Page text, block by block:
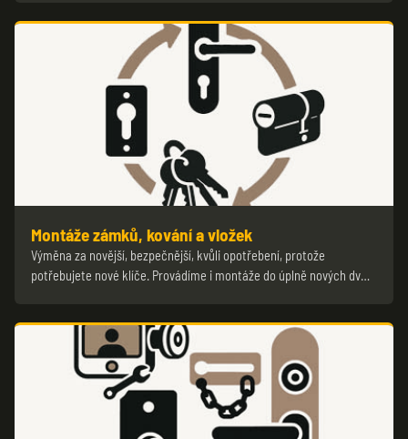
Montáže zámků, kování a vložek
Výměna za novější, bezpečnější, kvůli opotřebení, protože
potřebujete nové klíče. Provádíme i montáže do úplně nových dv…